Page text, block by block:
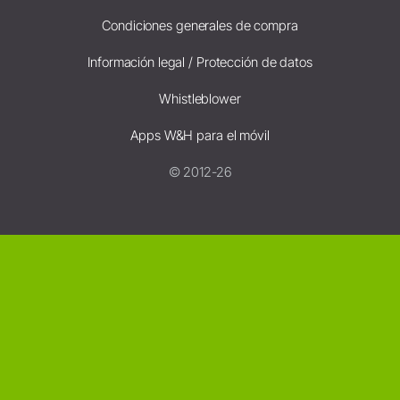
Condiciones generales de compra
Información legal / Protección de datos
Whistleblower
Apps W&H para el móvil
© 2012-26